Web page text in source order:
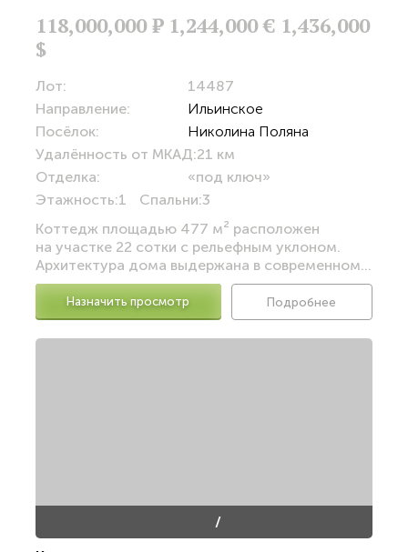
118,000,000Р 1,244,000 € 1,436,000
$
Лот:
14487
Направление:
Ильинское
Посёлок:
Николина Поляна
Удалённость от МКАД:21 км
Отделка:
«под ключ»
Этажность:1 Спальни:3
Коттедж площадью 477 м² расположен
на участке 22 сотки с рельефным уклоном.
Архитектура дома выдержана в современном...
Назначить просмотр Подробнее
/